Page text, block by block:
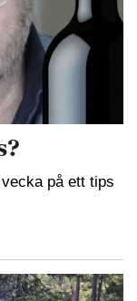
på ett tips